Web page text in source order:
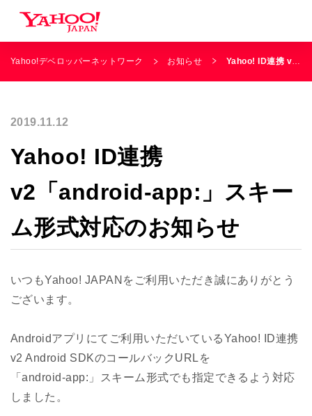
Yahoo!デベロッパーネットワーク お知らせ Yahoo! ID連携 v2「android-app:」スキーム形式対応のお知らせ
2019.11.12
Yahoo! ID連携
v2「android-app:」スキー
ム形式対応のお知らせ
いつもYahoo! JAPANをご利用いただき誠にありがとう
ございます。
Androidアプリにてご利用いただいているYahoo! ID連携
v2 Android SDKのコールバックURLを
「android-app:」スキーム形式でも指定できるよう対応
しました。